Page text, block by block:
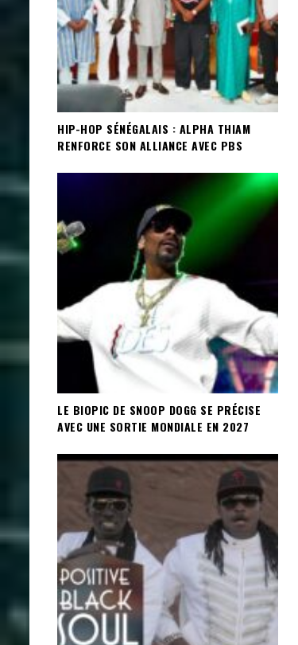
HIP-HOP SÉNÉGALAIS : ALPHA THIAM
RENFORCE SON ALLIANCE AVEC PBS
LE BIOPIC DE SNOOP DOGG SE PRÉCISE
AVEC UNE SORTIE MONDIALE EN 2027